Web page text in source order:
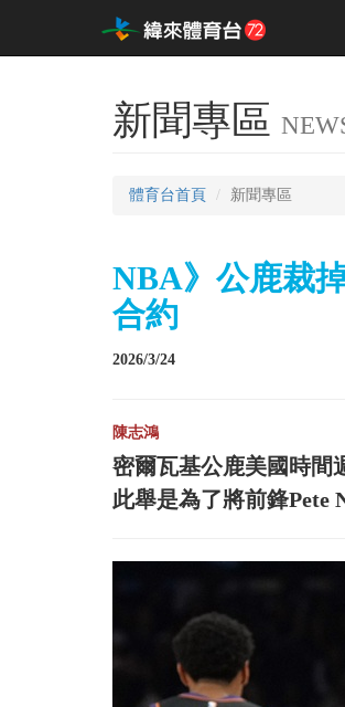
新聞專區
體育台首頁 新聞專區
NBA》公鹿裁
合約
2026/3/24
陳志鴻
密爾瓦基公鹿美國時間
此舉是為了將前鋒Pete